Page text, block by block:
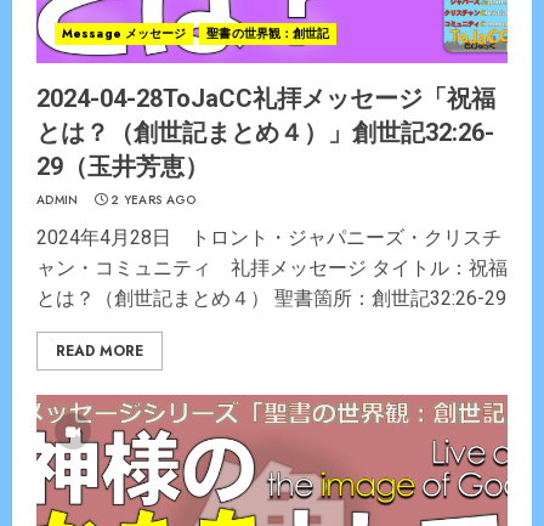
Message メッセージ 聖書の世界観：創世記
2024-04-28ToJaCC礼拝メッセージ「祝福
とは？（創世記まとめ４）」創世記32:26-
29（玉井芳恵）
ADMIN 2 YEARS AGO
2024年4月28日 トロント・ジャパニーズ・クリスチ
ャン・コミュニティ 礼拝メッセージ タイトル：祝福
とは？（創世記まとめ４） 聖書箇所：創世記32:26-29
READ MORE